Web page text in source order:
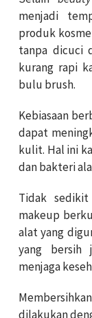
menjadi
produk
tanpa dicuci
kurang rapi
bulu brush.
Kebiasaan
dapat
kulit. Hal ini
dan bakteri
Tidak
makeup
alat yang
yang bersih
menjaga
dilakukan